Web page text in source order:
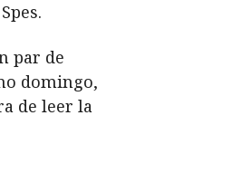
par de
domingo,
de leer la